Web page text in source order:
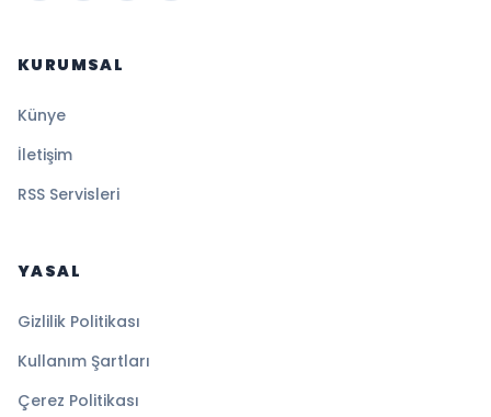
KURUMSAL
Künye
İletişim
RSS Servisleri
YASAL
Gizlilik Politikası
Kullanım Şartları
Çerez Politikası